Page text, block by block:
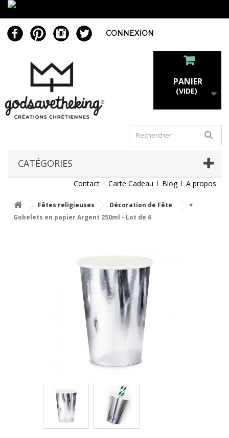
CONNEXION
PANIER
(VIDE)
CATÉGORIES
Contact Carte Cadeau Blog A propos
Fêtes religieuses Décoration de Fête
♥
Gobelets en papier Argent 250ml - Lot de 6